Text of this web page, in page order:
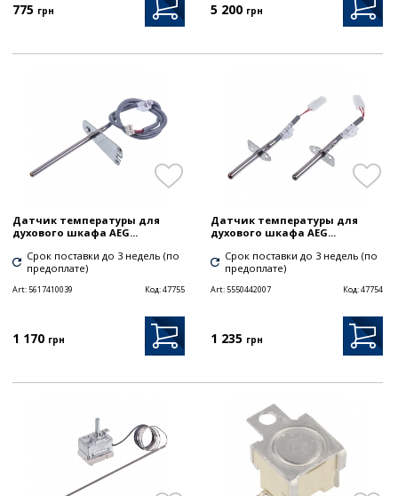
775 грн 5 200 грн
Датчик температуры для
духового шкафа AEG...
Срок поставки до 3 недель (по
предоплате)
Art:5617410039 Код:47755
1 170 грн
Датчик температуры для
духового шкафа AEG...
Срок поставки до 3 недель (по
предоплате)
Art:5550442007 Код:47754
1 235 грн